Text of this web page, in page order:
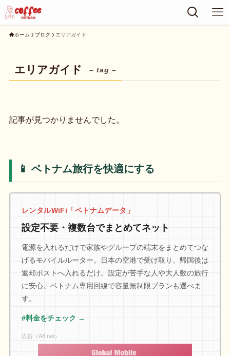
ホーム ブログ エリアガイド
エリアガイド – tag –
記事が見つかりませんでした。
📱 ベトナム旅行を快適にする
レンタルWiFi「ベトナムデータ」
設定不要・複数台でまとめてネット
電源を入れるだけで家族やグループの端末をまとめてつな
げるモバイルルーター。日本の空港で受け取り、帰国後は
返却ポストへ入れるだけ。設定が苦手な人や大人数の旅行
に安心。ベトナム専用回線で容量無制限プランも選べま
す。
#料金をチェック →
広告（A8.net）